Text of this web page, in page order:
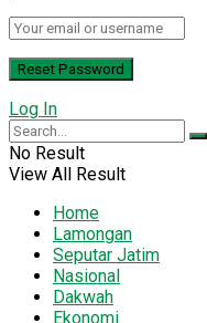
Log In
No Result
View All Result
Home
Lamongan
Seputar Jatim
Nasional
Dakwah
Ekonomi